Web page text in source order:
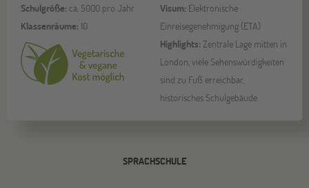
Schulgröße: ca. 5000 pro Jahr
Klassenräume: 10
Visum: Elektronische
Einreisegenehmigung (ETA)
Highlights: Zentrale Lage mitten in
London, viele Sehenswürdigkeiten
sind zu Fuß erreichbar,
historisches Schulgebäude
SPRACHSCHULE